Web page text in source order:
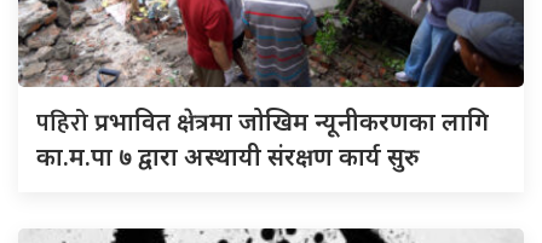
पहिरोप्रभावित क्षेत्रमा जोखिम न्यूनीकरणका लागि
का.म.पा ७ द्वारा अस्थायी संरक्षण कार्य सुरु